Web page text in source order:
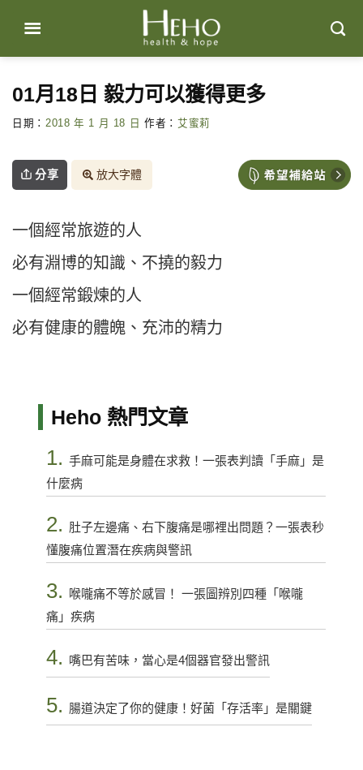
content
01月18日 毅力可以獲得更多
日期： 2018 年 1 月 18 日 作者： 艾蜜莉
分享 放大字體
一個經常旅遊的人
必有淵博的知識、不撓的毅力
一個經常鍛煉的人
必有健康的體魄、充沛的精力
Heho 熱門文章
1. 手麻可能是身體在求救！一張表判讀「手麻」是
什麼病
2. 肚子左邊痛、右下腹痛是哪裡出問題？一張表秒
懂腹痛位置潛在疾病與警訊
3.
喉嚨痛不等於感冒！ 一張圖辨別四種「喉嚨
痛」疾病
4. 嘴巴有苦味，當心是4個器官發出警訊
5. 腸道決定了你的健康！好菌「存活率」是關鍵